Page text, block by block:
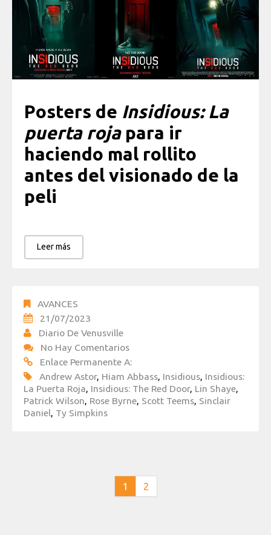
Posters de Insidious: La
puerta roja para ir
haciendo mal rollito
antes del visionado de la
peli
Leer más
AVANCES
21/07/2023
Diario De Venusville
No Hay Comentarios
Enlace Permanente A:
Andrew Astor, Hiam Abbass, Insidious, Insidious:
La Puerta Roja, Insidious: The Red Door, Lin Shaye,
Patrick Wilson, Rose Byrne, Scott Teems, Sinclair
Daniel, Ty Simpkins
1 2